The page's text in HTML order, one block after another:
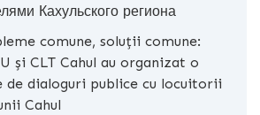
Кахульского региона
comune, soluții comune:
și CLT Cahul au organizat o
de dialoguri publice cu locuitorii
Cahul